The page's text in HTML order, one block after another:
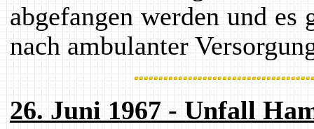
abgefangen werden und
nach ambulanter
26. Juni 1967 - Unfall